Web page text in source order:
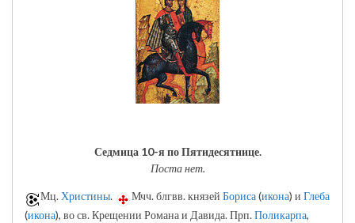
Седмица 10-я по Пятидесятнице.
Поста нет.
Мц. Христины. Мчч. блгвв. князей Бориса(икона) и Глеба
(икона), во св. Крещении Романа и Давида. Прп.Поликарпа,